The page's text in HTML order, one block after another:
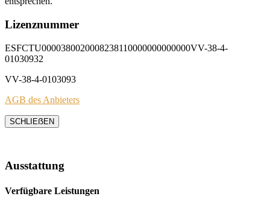
Lizenznummer
ESFCTU0000380020008238110000000000000VV-38-4-
01030932
VV-38-4-0103093
AGB des Anbieters
SCHLIEẞEN
Ausstattung
Verfügbare Leistungen